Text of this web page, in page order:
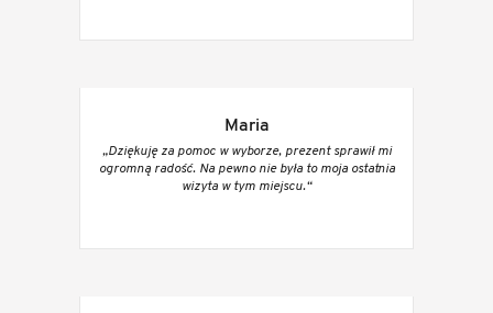
Maria
„Dziękuję za pomoc w wyborze, prezent sprawił mi
ogromną radość. Na pewno nie była to moja ostatnia
wizyta w tym miejscu.“